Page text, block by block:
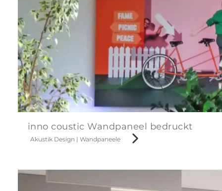
inno coustic Wandpaneel bedruckt
Akustik Design | Wandpaneele